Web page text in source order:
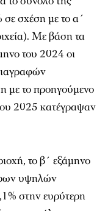
σχέση με το α΄
Με βάση τα
του 2024 οι
με το προηγούμενο
2025 κατέγραψαν
το β΄ εξάμηνο
υψηλών
στην ευρύτερη